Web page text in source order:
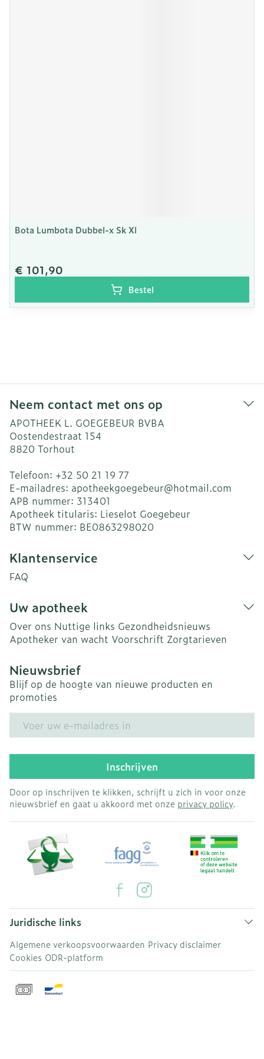
Bota Lumbota Dubbel-x Sk Xl
€ 101,90
Bestel
Neem contact met ons op
APOTHEEK L. GOEGEBEUR BVBA
Oostendestraat 154
8820 Torhout
Telefoon: +32 50 21 19 77
E-mailadres: apotheekgoegebeur@hotmail.com
APB nummer: 313401
Apotheek titularis: Lieselot Goegebeur
BTW nummer: BE0863298020
Klantenservice
FAQ
Uw apotheek
Over ons Nuttige links Gezondheidsnieuws
Apotheker van wacht Voorschrift Zorgtarieven
Nieuwsbrief
Blijf op de hoogte van nieuwe producten en
promoties
Inschrijven
Door op inschrijven te klikken, schrijft u zich in voor onze
nieuwsbrief en gaat u akkoord met onze privacy policy.
Juridische links
Algemene verkoopsvoorwaarden Privacy disclaimer
Cookies ODR-platform